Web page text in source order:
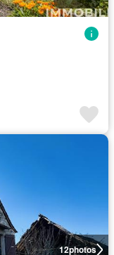
12photos